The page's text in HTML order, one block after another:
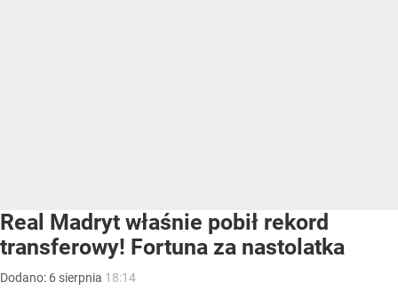
Real Madryt właśnie pobił rekord
transferowy! Fortuna za nastolatka
Dodano: 6 sierpnia 18:14